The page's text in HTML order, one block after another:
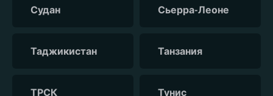
Судан Сьерра-Леоне
Таджикистан Танзания
ТРСК Тунис